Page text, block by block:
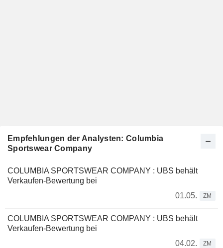
Empfehlungen der Analysten: Columbia
Sportswear Company
COLUMBIA SPORTSWEAR COMPANY : UBS behält
Verkaufen-Bewertung bei
01.05.
ZM
COLUMBIA SPORTSWEAR COMPANY : UBS behält
Verkaufen-Bewertung bei
04.02.
ZM